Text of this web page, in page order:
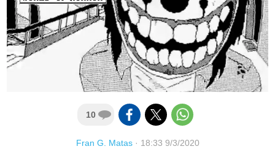
10
Fran G. Matas· 18:33 9/3/2020